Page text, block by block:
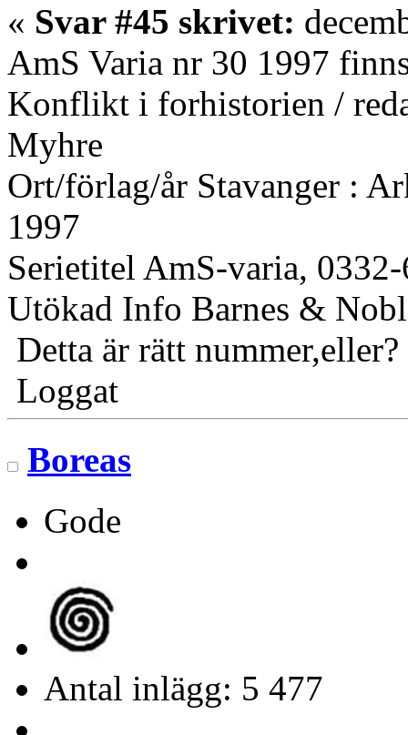
« Svar #45 skrivet:
AmS Varia nr 30 1997
Konflikt i forhistorien /
Myhre
Ort/förlag/år Stavanger :
1997
Serietitel AmS-varia,
Utökad Info Barnes &
Detta är rätt nummer,eller?
Loggat
Boreas
Gode
Antal inlägg: 5 477